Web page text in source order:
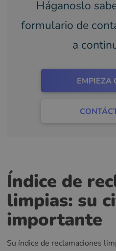
Háganoslo
formulario de
a
EMPIEZA
Índice de
limpias: su
importante
Su índice de reclamaciones